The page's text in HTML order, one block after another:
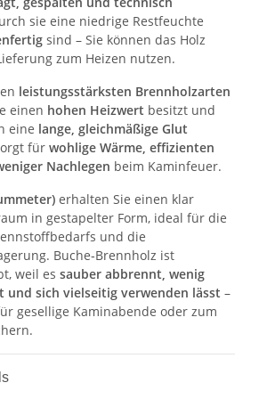
sie eine niedrige Restfeuchte
sind – Sie können das Holz
zum Heizen nutzen.
leistungsstärksten Brennholzarten
einen hohen Heizwert besitzt und
eine lange, gleichmäßige Glut
für wohlige Wärme, effizienten
Nachlegen beim Kaminfeuer.
erhalten Sie einen klar
in gestapelter Form, ideal für die
und die
Buche‑Brennholz ist
weil es sauber abbrennt, wenig
und sich vielseitig verwenden lässt –
gesellige Kaminabende oder zum